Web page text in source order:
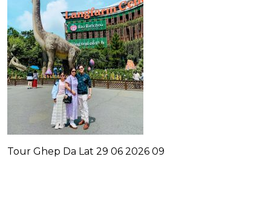
Tour Ghep Da Lat 29 06 2026 09